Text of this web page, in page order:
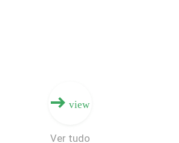
Peça umas citações
Máquina imprimindo ondulada de
view
Ver tudo